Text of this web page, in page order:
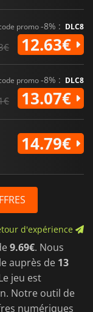
promo-8% : DLC8
12.63€
promo-8% : DLC8
13.07€
14.79€
d'expérience
9.69€. Nous
auprès de 13
jeu est
Notre outil de
numériques